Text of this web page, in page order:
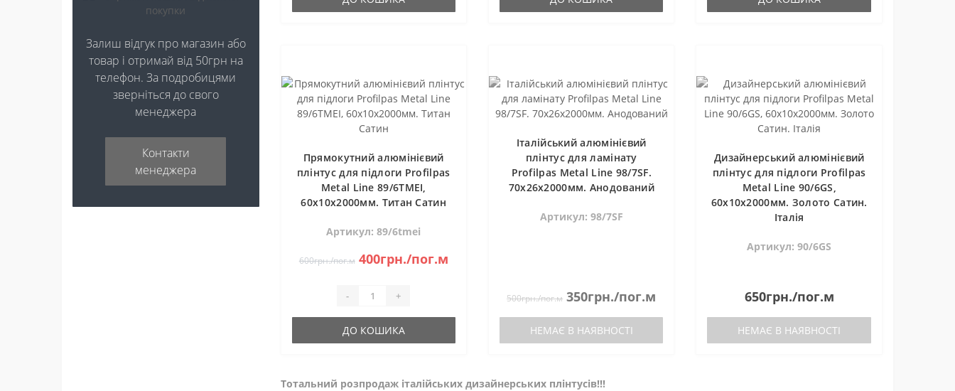
Залиш відгук про магазин або
товар і отримай від 50грн на
телефон. За подробицями
зверніться до свого
менеджера
Контакти
менеджера
Прямокутний алюмінієвий
плінтус для підлоги Profilpas
Metal Line 89/6TMEI,
60х10х2000мм. Титан Сатин
Артикул: 89/6tmei
600грн./пог.м 400грн./пог.м
- +
ДО КОШИКА
Італійський алюмінієвий
плінтус для ламінату
Profilpas Metal Line 98/7SF.
70х26х2000мм. Анодований
Артикул: 98/7SF
500грн./пог.м 350грн./пог.м
НЕМАЄ В НАЯВНОСТІ
Дизайнерський алюмінієвий
плінтус для підлоги Profilpas
Metal Line 90/6GS,
60х10х2000мм. Золото Сатин.
Італія
Артикул: 90/6GS
650грн./пог.м
НЕМАЄ В НАЯВНОСТІ
Тотальний розпродаж італійських дизайнерських плінтусів!!!